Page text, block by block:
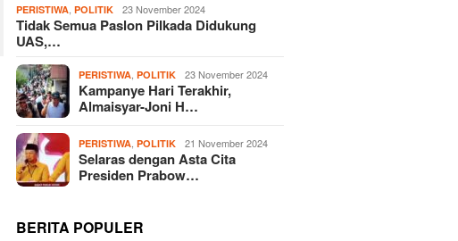
PERISTIWA ,POLITIK 23 November 2024
Tidak Semua Paslon Pilkada Didukung
UAS,…
PERISTIWA ,POLITIK 23 November 2024
Kampanye Hari Terakhir,
Almaisyar-Joni H…
PERISTIWA ,POLITIK 21 November 2024
Selaras dengan Asta Cita
Presiden Prabow…
BERITA POPULER